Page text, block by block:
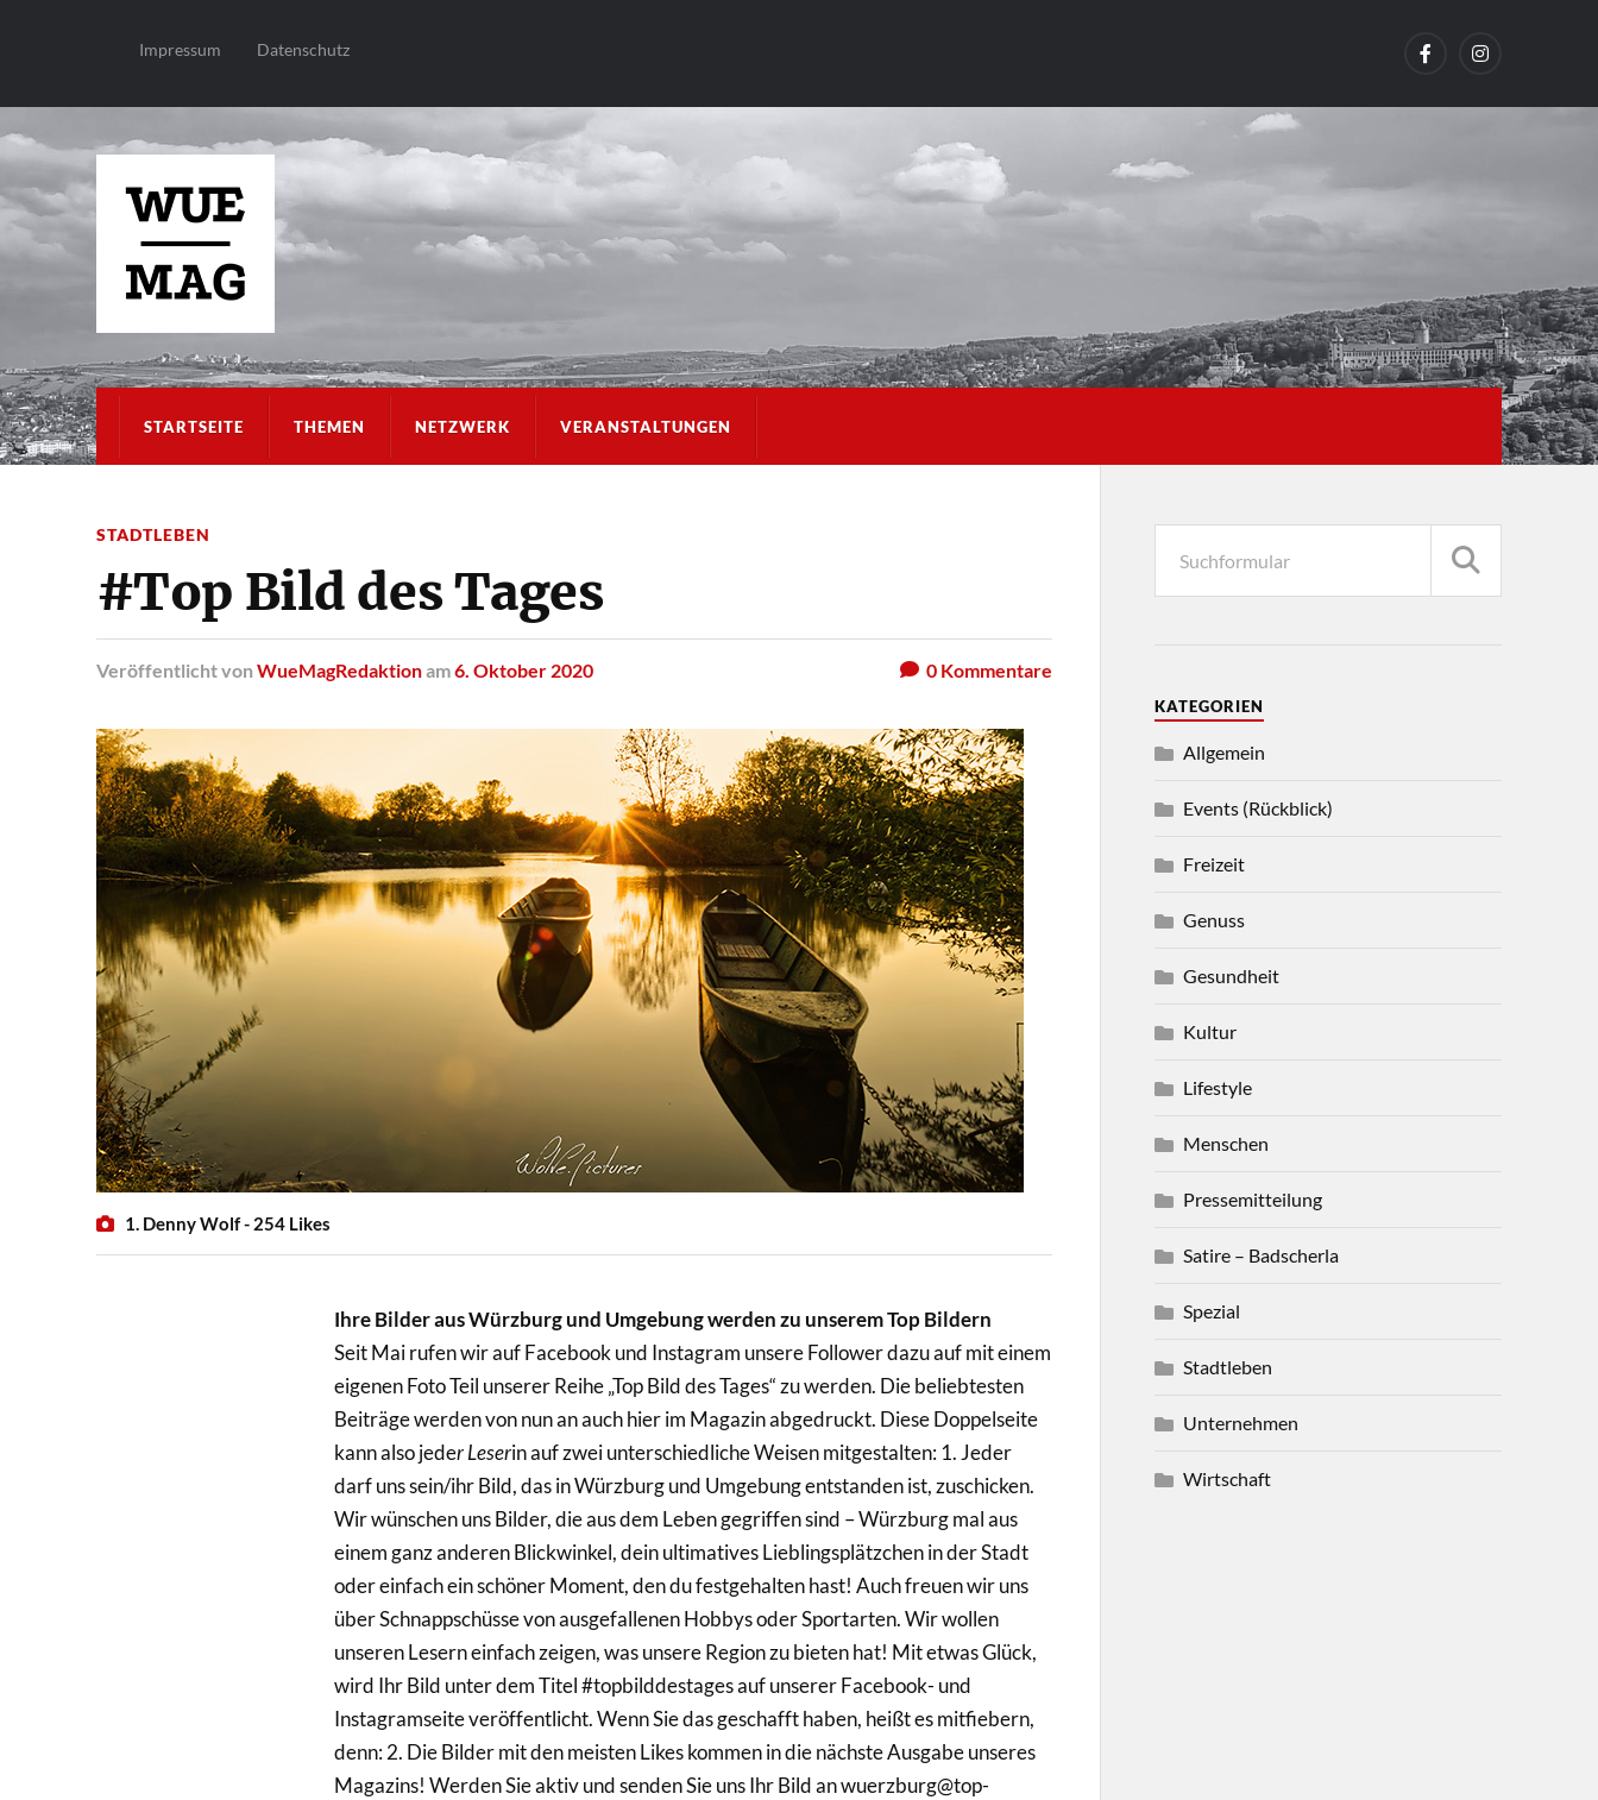
Impressum Datenschutz
STARTSEITE THEMEN NETZWERK VERANSTALTUNGEN
STADTLEBEN
#Top Bild des Tages
Veröffentlichtvon WueMagRedaktionam6. Oktober 2020 0Kommentare
1. Denny Wolf - 254 Likes
Ihre Bilder aus Würzburg und Umgebung werden zu unserem Top Bildern
Seit Mai rufen wir auf Facebook und Instagram unsere Follower dazu auf mit einem
eigenen Foto Teil unserer Reihe „Top Bild des Tages“ zu werden. Die beliebtesten
Beiträge werden von nun an auch hier im Magazin abgedruckt. Diese Doppelseite
kann also jeder Leserin auf zwei unterschiedliche Weisen mitgestalten: 1. Jeder
darf uns sein/ihr Bild, das in Würzburg und Umgebung entstanden ist, zuschicken.
Wir wünschen uns Bilder, die aus dem Leben gegriffen sind – Würzburg mal aus
einem ganz anderen Blickwinkel, dein ultimatives Lieblingsplätzchen in der Stadt
oder einfach ein schöner Moment, den du festgehalten hast! Auch freuen wir uns
über Schnappschüsse von ausgefallenen Hobbys oder Sportarten. Wir wollen
unseren Lesern einfach zeigen, was unsere Region zu bieten hat! Mit etwas Glück,
wird Ihr Bild unter dem Titel #topbilddestages auf unserer Facebook- und
Instagramseite veröffentlicht. Wenn Sie das geschafft haben, heißt es mitfiebern,
denn: 2. Die Bilder mit den meisten Likes kommen in die nächste Ausgabe unseres
Magazins! Werden Sie aktiv und senden Sie uns Ihr Bild an wuerzburg@top-
KATEGORIEN
Allgemein
Events (Rückblick)
Freizeit
Genuss
Gesundheit
Kultur
Lifestyle
Menschen
Pressemitteilung
Satire – Badscherla
Spezial
Stadtleben
Unternehmen
Wirtschaft